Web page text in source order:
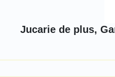
Jucarie de plus,